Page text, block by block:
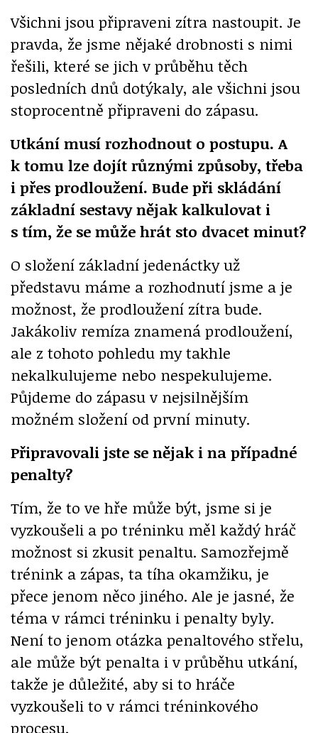
Všichni jsou připraveni zítra nastoupit. Je
pravda, že jsme nějaké drobnosti s nimi
řešili, které se jich v průběhu těch
posledních dnů dotýkaly, ale všichni jsou
stoprocentně připraveni do zápasu.
Utkání musí rozhodnout o postupu. A
k tomu lze dojít různými způsoby, třeba
i přes prodloužení. Bude při skládání
základní sestavy nějak kalkulovat i
s tím, že se může hrát sto dvacet minut?
O složení základní jedenáctky už
představu máme a rozhodnutí jsme a je
možnost, že prodloužení zítra bude.
Jakákoliv remíza znamená prodloužení,
ale z tohoto pohledu my takhle
nekalkulujeme nebo nespekulujeme.
Půjdeme do zápasu v nejsilnějším
možném složení od první minuty.
Připravovali jste se nějak i na případné
penalty?
Tím, že to ve hře může být, jsme si je
vyzkoušeli a po tréninku měl každý hráč
možnost si zkusit penaltu. Samozřejmě
trénink a zápas, ta tíha okamžiku, je
přece jenom něco jiného. Ale je jasné, že
téma v rámci tréninku i penalty byly.
Není to jenom otázka penaltového střelu,
ale může být penalta i v průběhu utkání,
takže je důležité, aby si to hráče
vyzkoušeli to v rámci tréninkového
procesu.